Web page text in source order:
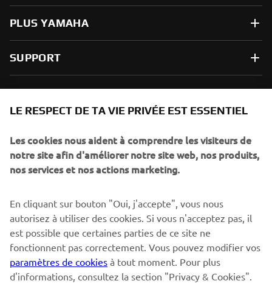
PLUS YAMAHA
SUPPORT
spéciaux, les lancements de produits, etc.
S'ABONNER
Lisez notre politique de confidentialité pour savoir comment
nous traitons vos données personnelles : Politique de
Confidentialité
LE RESPECT DE TA VIE PRIVÉE EST ESSENTIEL
Les cookies nous aident à comprendre les visiteurs de
notre site afin d'améliorer notre site web, nos produits,
nos services et nos actions marketing.
En cliquant sur bouton "Oui, j'accepte", vous nous
autorisez à utiliser des cookies. Si vous n'acceptez pas, il
est possible que certaines parties de ce site ne
fonctionnent pas correctement. Vous pouvez modifier vos
paramètres de cookies à tout moment. Pour plus
d'informations, consultez la section "Privacy & Cookies".